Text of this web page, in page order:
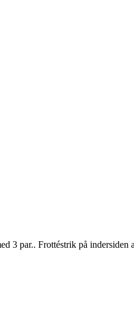
3 par.. Frottéstrik på